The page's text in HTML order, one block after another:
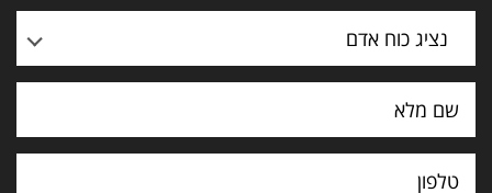
נציג כוח אדם